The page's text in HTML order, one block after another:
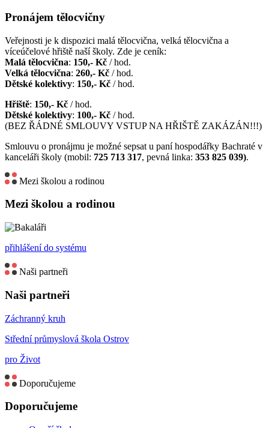
Pronájem tělocvičny
Veřejnosti je k dispozici malá tělocvična, velká tělocvična a
víceúčelové hřiště naší školy. Zde je ceník:
Malá tělocvična: 150,- Kč / hod.
Velká tělocvična: 260,- Kč / hod.
Dětské kolektivy: 150,- Kč / hod.
Hřiště: 150,- Kč / hod.
Dětské kolektivy: 100,- Kč / hod.
(BEZ ŘÁDNÉ SMLOUVY VSTUP NA HŘIŠTĚ ZAKÁZÁN!!!)
Smlouvu o pronájmu je možné sepsat u paní hospodářky Bachraté v
kanceláři školy (mobil: 725 713 317, pevná linka: 353 825 039).
Mezi školou a rodinou
Mezi školou a rodinou
přihlášení do systému
Naši partneři
Naši partneři
Záchranný kruh
Střední průmyslová škola Ostrov
pro Život
Doporučujeme
Doporučujeme